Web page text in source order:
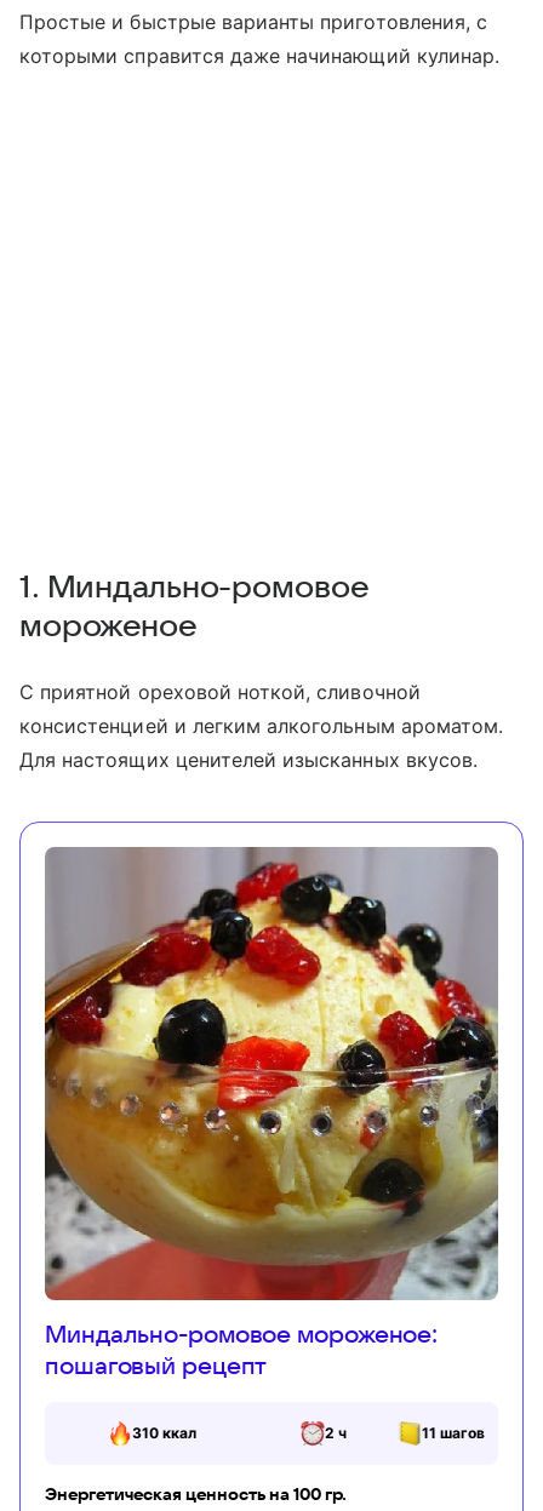
Простые и быстрые варианты приготовления, с
которыми справится даже начинающий кулинар.
1. Миндально-ромовое
мороженое
С приятной ореховой ноткой, сливочной
консистенцией и легким алкогольным ароматом.
Для настоящих ценителей изысканных вкусов.
Миндально-ромовое мороженое:
пошаговый рецепт
310ккал 2 ч 11 шагов
Энергетическая ценность на 100 гр.